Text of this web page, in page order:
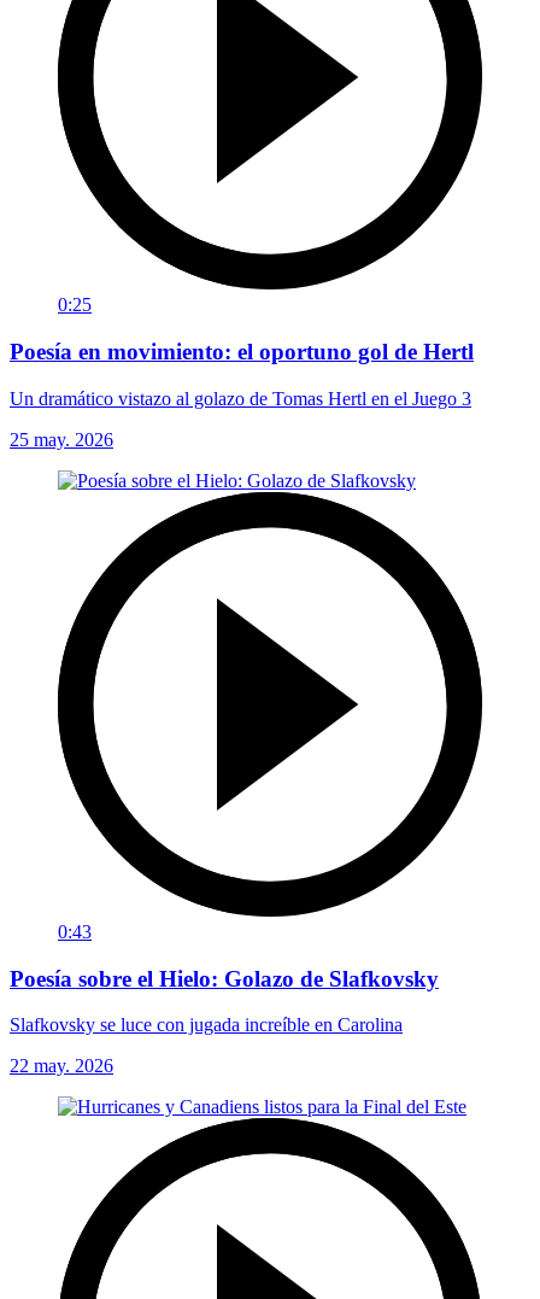
0:25
Poesía en movimiento: el oportuno gol de Hertl
Un dramático vistazo al golazo de Tomas Hertl en el Juego 3
25 may. 2026
0:43
Poesía sobre el Hielo: Golazo de Slafkovsky
Slafkovsky se luce con jugada increíble en Carolina
22 may. 2026